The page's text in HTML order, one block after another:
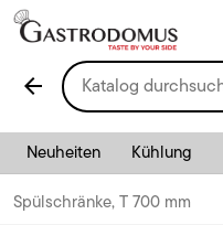
arrow_back
Neuheiten Kühlung
Spülschränke, T 700 mm